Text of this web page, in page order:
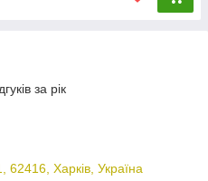
за рік
Харків, Україна